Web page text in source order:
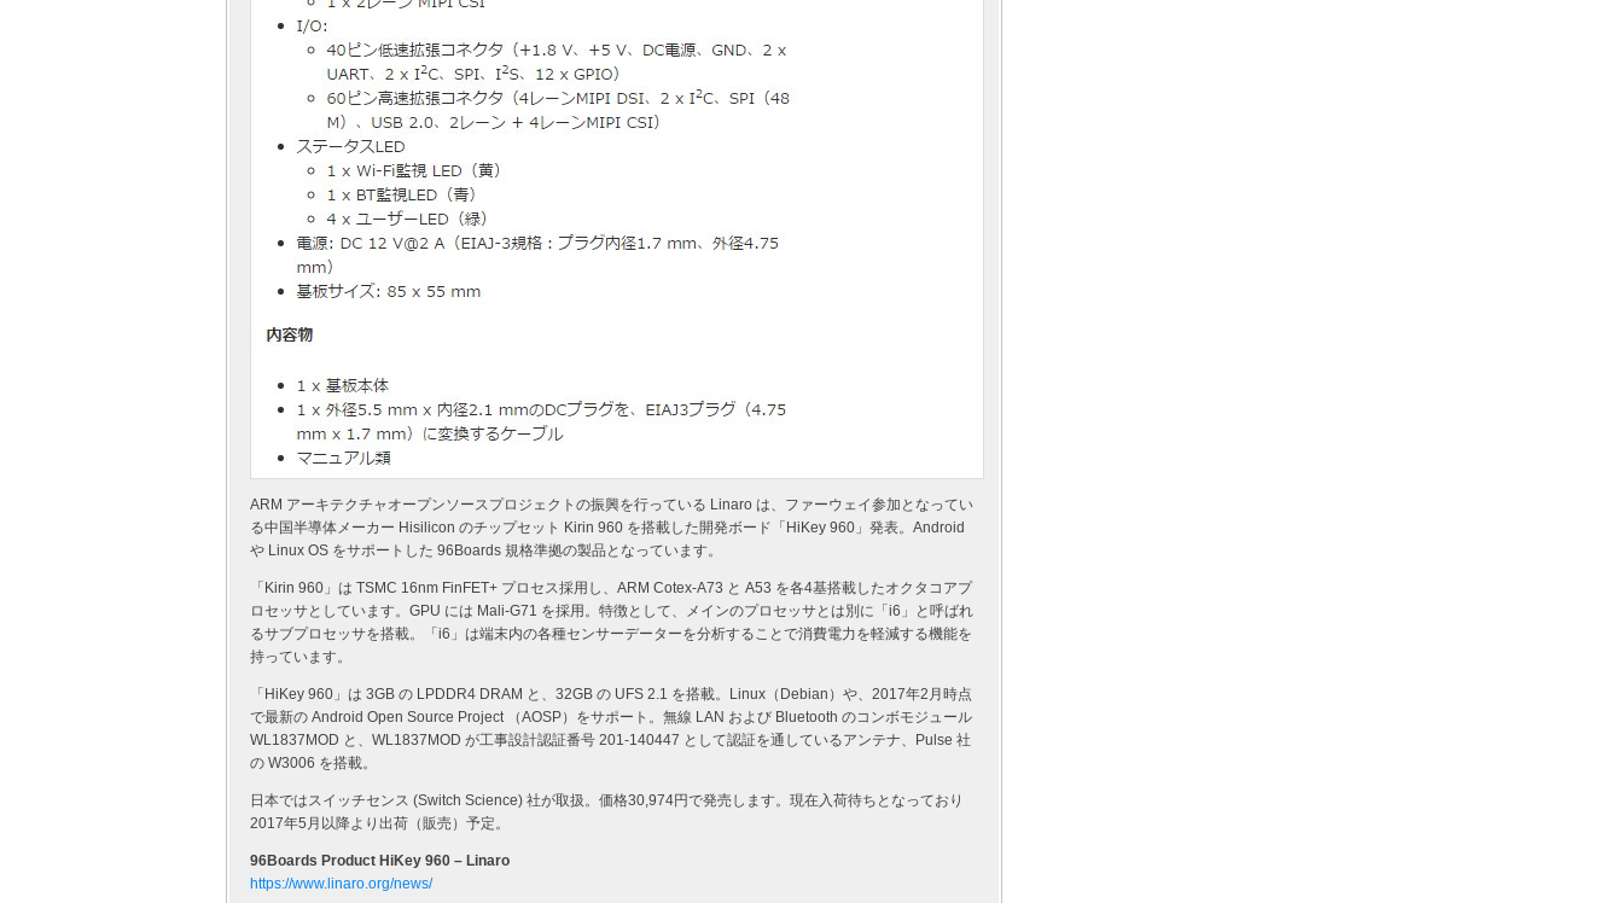
ARM アーキテクチャオープンソースプロジェクトの振興を行っている Linaro は、ファーウェイ参加となってい
る中国半導体メーカー Hisilicon のチップセット Kirin 960 を搭載した開発ボード「HiKey 960」発表。Android
や Linux OS をサポートした 96Boards 規格準拠の製品となっています。
「Kirin 960」は TSMC 16nm FinFET+ プロセス採用し、ARM Cotex-A73 と A53 を各4基搭載したオクタコアプ
ロセッサとしています。GPU には Mali-G71 を採用。特徴として、メインのプロセッサとは別に「i6」と呼ばれ
るサブプロセッサを搭載。「i6」は端末内の各種センサーデーターを分析することで消費電力を軽減する機能を
持っています。
「HiKey 960」は 3GB の LPDDR4 DRAM と、32GB の UFS 2.1 を搭載。Linux（Debian）や、2017年2月時点
で最新の Android Open Source Project （AOSP）をサポート。無線 LAN および Bluetooth のコンボモジュール
WL1837MOD と、WL1837MOD が工事設計認証番号 201-140447 として認証を通しているアンテナ、Pulse 社
の W3006 を搭載。
日本ではスイッチセンス (Switch Science) 社が取扱。価格30,974円で発売します。現在入荷待ちとなっており
2017年5月以降より出荷（販売）予定。
96Boards Product HiKey 960 – Linaro
https://www.linaro.org/news/